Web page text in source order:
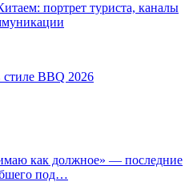
портрет туриста, каналы
BBQ 2026
как должное» — последние
под…